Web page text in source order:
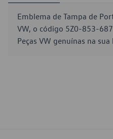
Emblema de Tampa de
VW, o código 5Z0-853-
Peças VW genuínas na